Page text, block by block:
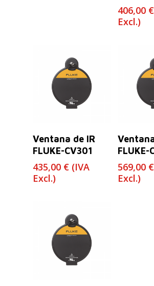
406,00 €
Excl.)
Leer Más
Ventana de IR
FLUKE-CV301
435,00 € (IVA
Excl.)
FLUKE-
569,00 €
Excl.)